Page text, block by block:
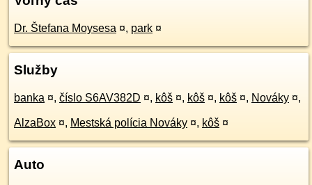
Dr. Štefana Moysesa ¤, park ¤
Služby
banka ¤, číslo S6AV382D ¤, kôš ¤, kôš ¤, kôš ¤, Nováky ¤,
AlzaBox ¤, Mestská polícia Nováky ¤, kôš ¤
Auto